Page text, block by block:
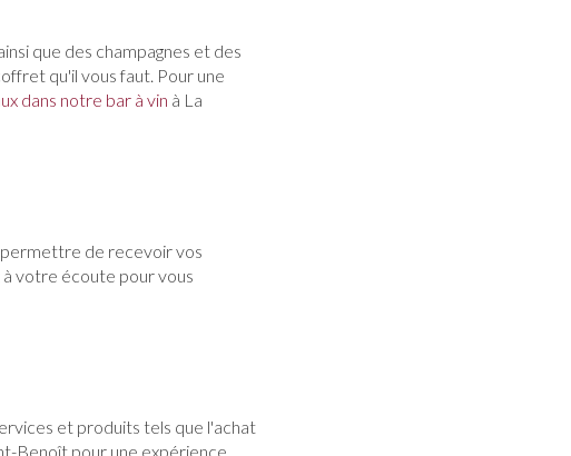
que des champagnes et des
qu'il vous faut. Pour une
dans notre bar à vin à La
de recevoir vos
votre écoute pour vous
et produits tels que l'achat
Benoît pour une expérience